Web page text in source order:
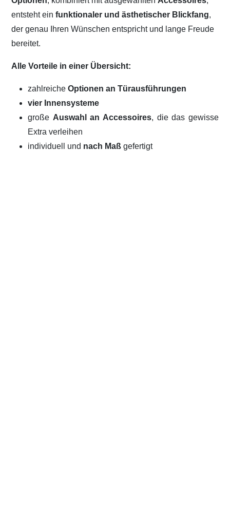
entsteht einfunktionaler und ästhetischer Blickfang,
der genau Ihren Wünschen entspricht und lange Freude
bereitet.
Alle Vorteile in einer Übersicht:
zahlreicheOptionen an Türausführungen
vier Innensysteme
große Auswahl an Accessoires, die das gewisse
Extra verleihen
individuell und nach Maßgefertigt